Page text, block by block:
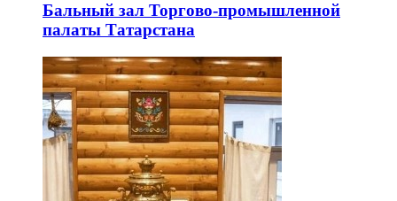
Бальный зал Торгово-промышленной
палаты Татарстана